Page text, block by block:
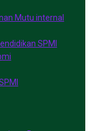
Mutu internal
SPMI